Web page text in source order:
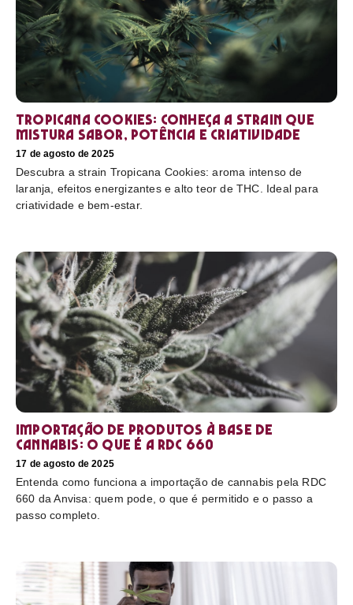
Tropicana Cookies: conheça a strain que
mistura sabor, potência e criatividade
17 de agosto de 2025
Descubra a strain Tropicana Cookies: aroma intenso de
laranja, efeitos energizantes e alto teor de THC. Ideal para
criatividade e bem-estar.
Importação de produtos à base de
cannabis: o que é a RDC 660
17 de agosto de 2025
Entenda como funciona a importação de cannabis pela RDC
660 da Anvisa: quem pode, o que é permitido e o passo a
passo completo.